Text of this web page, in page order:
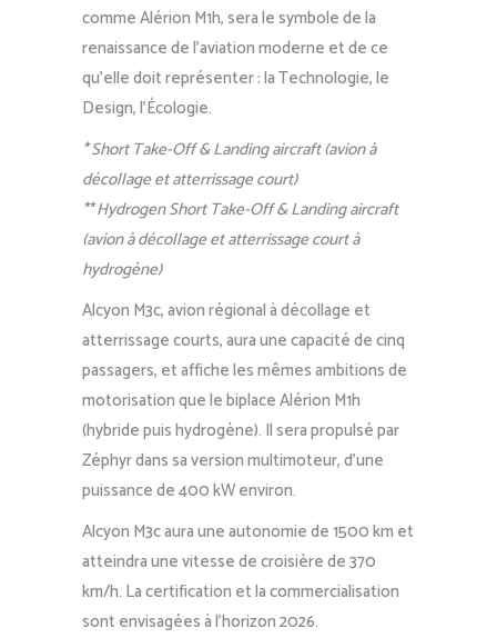
comme Alérion M1h, sera le symbole de la
renaissance de l’aviation moderne et de ce
qu’elle doit représenter : la Technologie, le
Design, l’Écologie.
* Short Take-Off & Landing aircraft (avion à
décollage et atterrissage court)
** Hydrogen Short Take-Off & Landing aircraft
(avion à décollage et atterrissage court à
hydrogène)
Alcyon M3c, avion régional à décollage et
atterrissage courts, aura une capacité de cinq
passagers, et affiche les mêmes ambitions de
motorisation que le biplace Alérion M1h
(hybride puis hydrogène). Il sera propulsé par
Zéphyr dans sa version multimoteur, d’une
puissance de 400 kW environ.
Alcyon M3c aura une autonomie de 1500 km et
atteindra une vitesse de croisière de 370
km/h. La certification et la commercialisation
sont envisagées à l’horizon 2026.